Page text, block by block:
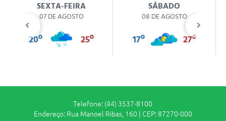
SEXTA-FEIRA
07 DE AGOSTO
20º 25º
SÁBADO
08 DE AGOSTO
17º 27º
Telefone: (44) 3537-8100
Endereço: Rua Manoel Ribas, 160 | CEP: 87270-000